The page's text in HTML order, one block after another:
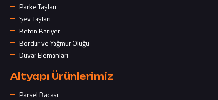
Parke Taşları
Şev Taşları
Beton Bariyer
Bordür ve Yağmur Oluğu
Duvar Elemanları
Altyapı Ürünlerimiz
Parsel Bacası